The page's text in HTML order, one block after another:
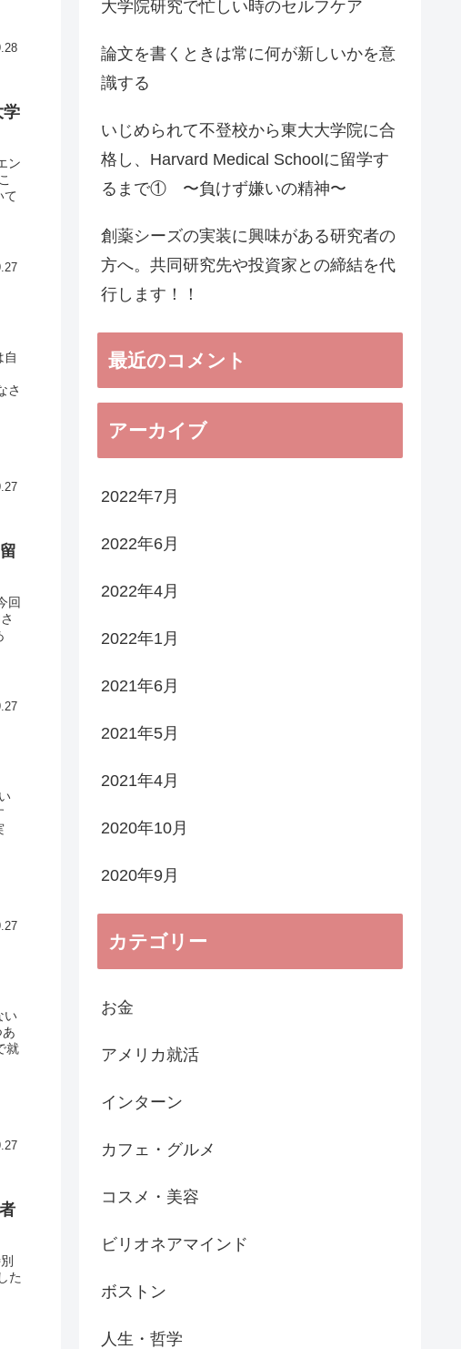
学
ン
て
自
さ
回
い
就
た
大学院研究で忙しい時のセルフケア
論文を書くときは常に何が新しいかを意
識する
いじめられて不登校から東大大学院に合
格し、Harvard Medical Schoolに留学す
るまで① 〜負けず嫌いの精神〜
創薬シーズの実装に興味がある研究者の
方へ。共同研究先や投資家との締結を代
行します！！
最近のコメント
アーカイブ
2022年7月
2022年6月
2022年4月
2022年1月
2021年6月
2021年5月
2021年4月
2020年10月
2020年9月
カテゴリー
お金
アメリカ就活
インターン
カフェ・グルメ
コスメ・美容
ビリオネアマインド
ボストン
人生・哲学